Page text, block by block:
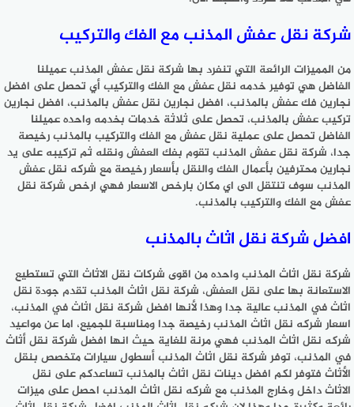
شركة نقل عفش المذنب مع الفك والتركيب
من المميزات الرائعة التي تنفرد بها شركة نقل عفش المذنب عميلنا
الفاضل هي توفير خدمه نقل عفش مع الفك والتركيب أي تحصل على افضل
نجارين فك عفش بالمذنب، افضل نجارين نقل عفش بالمذنب، افضل نجارين
تركيب عفش بالمذنب، تحصل على ثلاثة خدمات بخدمه واحده عميلنا
الفاضل تحصل على عملية نقل عفش مع الفك والتركيب بالمذنب رخيصة
جدا، شركة نقل عفش المذنب تقوم بفك العفش ونقله ثم تركيبه على يد
نجارين محترفين بأعمال الفك والنقل بأسعار رخيصة مع شركه نقل عفش
المذنب سوف تنتقل الى اي مكان بارخص الاسعار فهي ارخص شركة نقل
عفش مع الفك والتركيب بالمذنب.
افضل شركة نقل اثاث بالمذنب
شركة نقل اثاث المذنب واحده من اقوى شركات نقل الاثاث التي تستطيع
الاستعانة بها على نقل العفش، شركة نقل اثاث المذنب تقدم جودة نقل
اثاث في المذنب عالية جدا وهذا لأنها افضل شركة نقل اثاث في المذنب،
اسعار شركه نقل اثاث المذنب رخيصة جدا ومناسبة للجميع، اما عن مواعيد
شركه نقل اثاث المذنب فهي مرنة للغاية حيث انها افضل شركة نقل أثاث
في المذنب، توفر شركة نقل اثاث المذنب أسطول سيارات متخصص بنقل
الأثاث فتوفر لكم افضل دينات نقل اثاث بالمذنب تساعدكم على نقل
الاثاث داخل وخارج المذنب مع شركه نقل اثاث المذنب احصل على ميزات